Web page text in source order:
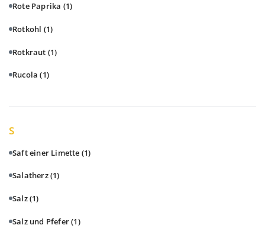
Rote Paprika (1)
Rotkohl (1)
Rotkraut (1)
Rucola(1)
S
Saft einer Limette (1)
Salatherz(1)
Salz(1)
Salz und Pfefer(1)